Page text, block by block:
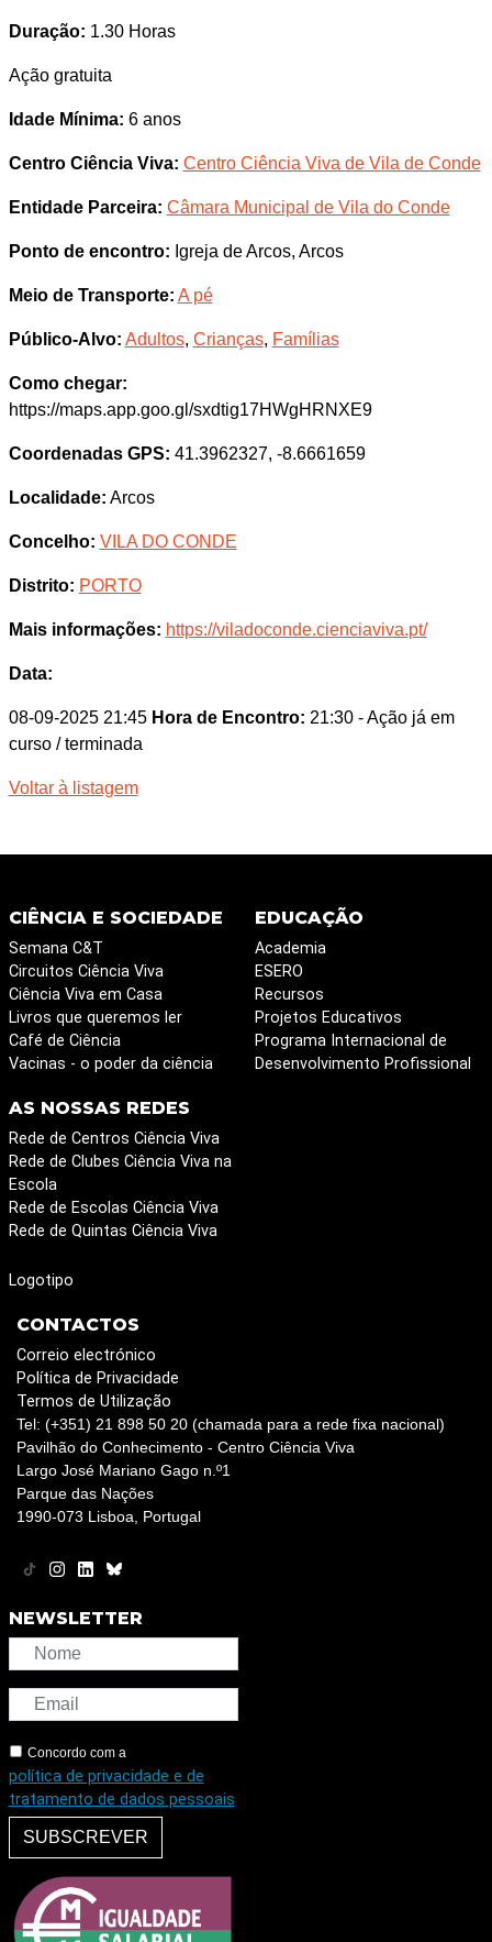
Duração: 1.30 Horas
Ação gratuita
Idade Mínima: 6 anos
Centro Ciência Viva: Centro Ciência Viva de Vila de Conde
Entidade Parceira: Câmara Municipal de Vila do Conde
Ponto de encontro: Igreja de Arcos, Arcos
Meio de Transporte: A pé
Público-Alvo: Adultos, Crianças, Famílias
Como chegar:
https://maps.app.goo.gl/sxdtig17HWgHRNXE9
Coordenadas GPS: 41.3962327, -8.6661659
Localidade: Arcos
Concelho: VILA DO CONDE
Distrito: PORTO
Mais informações: https://viladoconde.cienciaviva.pt/
Data:
08-09-2025 21:45 Hora de Encontro: 21:30 - Ação já em
curso / terminada
Voltar à listagem
CIÊNCIA E SOCIEDADE
Semana C&T
Circuitos Ciência Viva
Ciência Viva em Casa
Livros que queremos ler
Café de Ciência
Vacinas - o poder da ciência
EDUCAÇÃO
Academia
ESERO
Recursos
Projetos Educativos
Programa Internacional de
Desenvolvimento Profissional
AS NOSSAS REDES
Rede de Centros Ciência Viva
Rede de Clubes Ciência Viva na
Escola
Rede de Escolas Ciência Viva
Rede de Quintas Ciência Viva
Logotipo
CONTACTOS
Correio electrónico
Política de Privacidade
Termos de Utilização
Tel: (+351) 21 898 50 20 (chamada para a rede fixa nacional)
Pavilhão do Conhecimento - Centro Ciência Viva
Largo José Mariano Gago n.º1
Parque das Nações
1990-073 Lisboa, Portugal
NEWSLETTER
Concordo com a
política de privacidade e de
tratamento de dados pessoais
SUBSCREVER